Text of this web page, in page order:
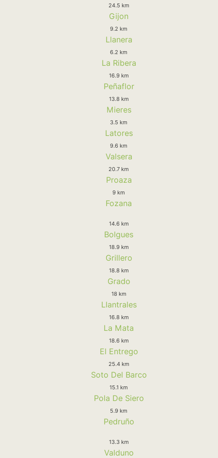
24.5 km
Gijon
9.2 km
Llanera
6.2 km
La Ribera
16.9 km
Peñaflor
13.8 km
Mieres
3.5 km
Latores
9.6 km
Valsera
20.7 km
Proaza
9 km
Fozana
14.6 km
Bolgues
18.9 km
Grillero
18.8 km
Grado
18 km
Llantrales
16.8 km
La Mata
18.6 km
El Entrego
25.4 km
Soto Del Barco
15.1 km
Pola De Siero
5.9 km
Pedruño
13.3 km
Valduno